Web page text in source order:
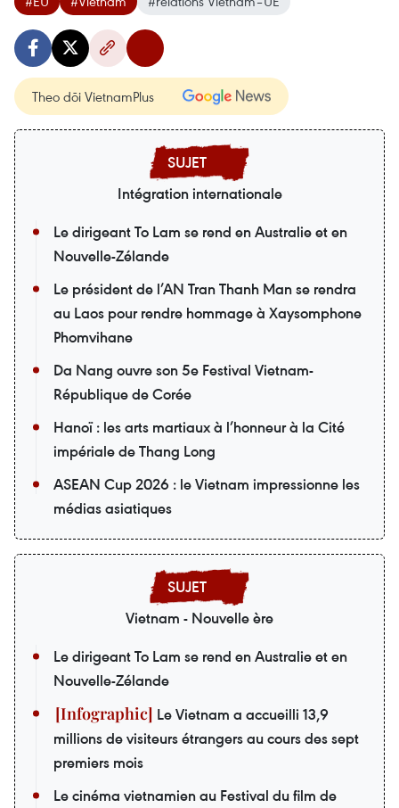
Theo dõi VietnamPlus
Intégration internationale
Le dirigeant To Lam se rend en Australie et en
Nouvelle-Zélande
Le président de l’AN Tran Thanh Man se rendra
au Laos pour rendre hommage à Xaysomphone
Phomvihane
Da Nang ouvre son 5e Festival Vietnam-
République de Corée
Hanoï : les arts martiaux à l’honneur à la Cité
impériale de Thang Long
ASEAN Cup 2026 : le Vietnam impressionne les
médias asiatiques
Vietnam - Nouvelle ère
Le dirigeant To Lam se rend en Australie et en
Nouvelle-Zélande
Le Vietnam a accueilli 13,9
millions de visiteurs étrangers au cours des sept
premiers mois
Le cinéma vietnamien au Festival du film de